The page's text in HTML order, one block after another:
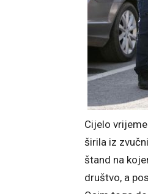
Cijelo
širila iz
štand na
društvo, a